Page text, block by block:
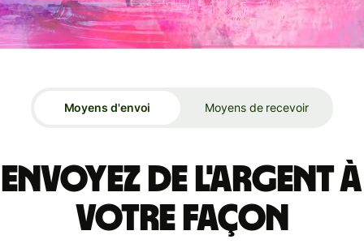
Moyens d'envoi Moyens de recevoir
Envoyez de l'argent à
votre façon